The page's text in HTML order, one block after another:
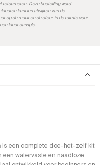
Deze bestelling word
kunnen afwijken van de
op de muur en de sfeer in de ruimte voor
kleur sample.
systeem
badkamer. Gewoon
is een complete doe-het-zelf kit
een watervaste en naadloze